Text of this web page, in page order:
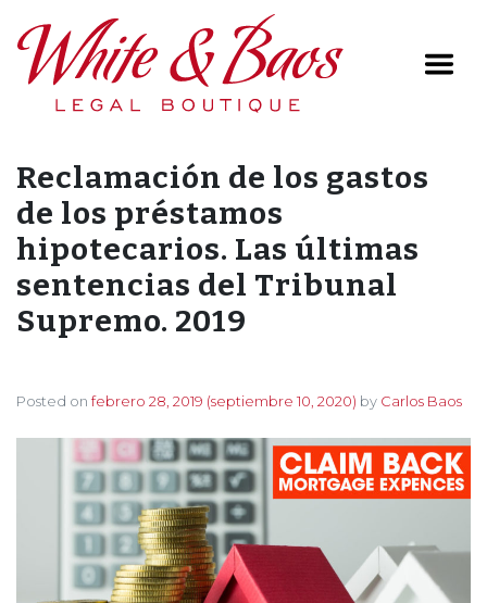
Main Navigation
Reclamación de los gastos
de los préstamos
hipotecarios. Las últimas
sentencias del Tribunal
Supremo. 2019
Posted on febrero 28, 2019 (septiembre 10, 2020) by Carlos Baos